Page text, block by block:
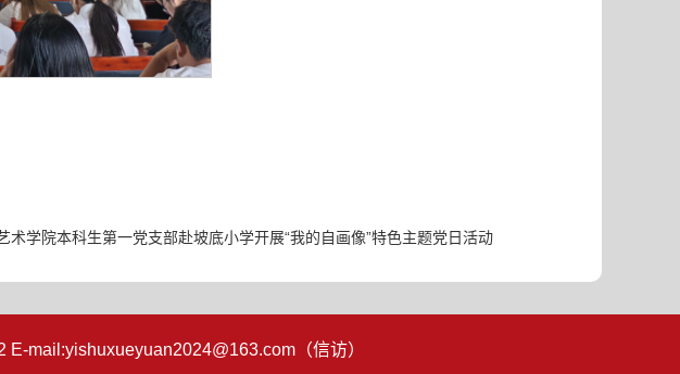
术学院本科生第一党支部赴坡底小学开展“我的自画像”特色主题党日活动
mail:yishuxueyuan2024@163.com（信访）